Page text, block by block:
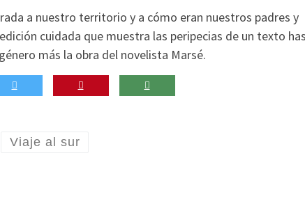
a nuestro territorio y a cómo eran nuestros padres y
cuidada que muestra las peripecias de un texto
más la obra del novelista Marsé.
Viaje al sur